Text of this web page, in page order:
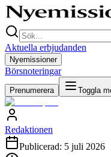
Aktuella erbjudanden
Nyemissioner
Börsnoteringar
Prenumerera Toggla
Redaktionen
Publicerad: 5 juli 2026